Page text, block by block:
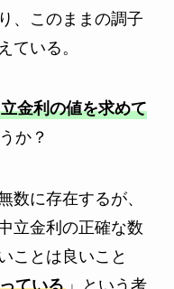
、このままの調子
ている。
金利の値を求めて
か？
数に存在するが、
立金利の正確な数
ことは良いこと